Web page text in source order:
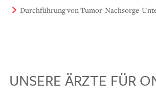
Durchführung von Tumor-Nachsorge-
UNSERE ÄRZTE FÜR